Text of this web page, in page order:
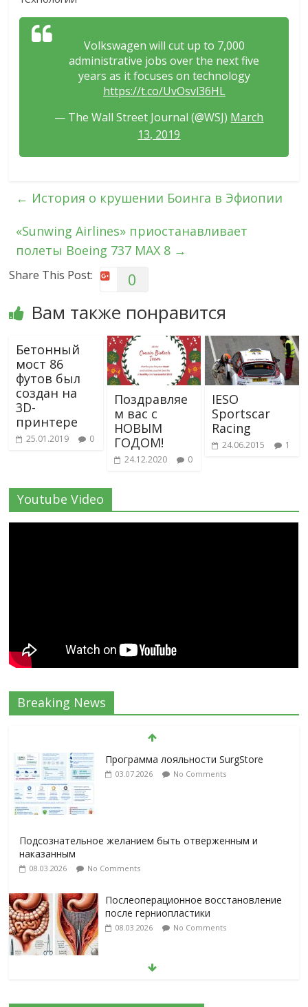
Volkswagen will cut up to 7,000
administrative jobs over the next five
years as it focuses on technology
https://t.co/UvOsvl36HL
— The Wall Street Journal (@WSJ) March
13, 2019
← История о крушении Боинга в Эфиопии
«Sunwing Airlines» приостанавливает
полеты Boeing 737 MAX 8 →
Share This Post: 0
Вам также понравится
Бетонный
мост 86
футов был
создан на
3D-
принтере
25.01.2019 0
Поздравляе
м вас с
НОВЫМ
ГОДОМ!
24.12.2020 0
IESO
Sportscar
Racing
24.06.2015 1
Youtube Video
Breaking News
Программа лояльности SurgStore
03.07.2026 No Comments
Подсознательное желанием быть отверженным и
наказанным
08.03.2026 No Comments
Послеоперационное восстановление
после герниопластики
08.03.2026 No Comments